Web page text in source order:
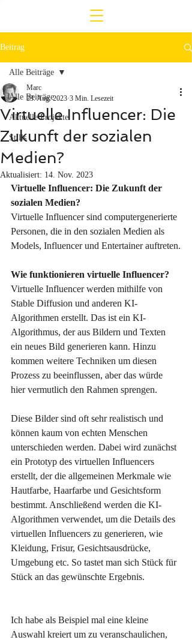
Beitrag
Alle Beiträge
Aktuelle Projekte
Stills
Alle Beiträge
Virtuelle Influencer: Die
Zukunft der sozialen
Medien?
Marc
23. Aug. 2023 3 Min. Lesezeit
Aktualisiert: 14. Nov. 2023
Virtuelle Influencer: Die Zukunft der
sozialen Medien?
Virtuelle Influencer sind computergenerierte
Personen, die in den sozialen Medien als
Models, Influencer und Entertainer auftreten.
Wie funktionieren virtuelle Influencer?
Virtuelle Influencer werden mithilfe von
Stable Diffusion und anderen KI-
Algorithmen erstellt. Das ist ein KI-
Algorithmus, der aus Bildern und Texten
ein neues Bild generieren kann. Hinzu
kommen weitere Techniken um diesen
Prozess zu beeinflussen, aber das würde
hier vermutlich den Rahmen sprengen.
Diese Bilder sind oft sehr realistisch und
können kaum von echten Menschen
unterschieden werden. Dabei wird zunächst
ein Prototyp des virtuellen Influencers
erstellt, der die allgemeinen Merkmale wie
Hautfarbe, Haarfarbe und Gesichtsform
bestimmt. Anschließend werden die KI-
Algorithmen verwendet, um die Details des
virtuellen Influencers zu generieren, wie
Kleidung, Frisur, Gesichtsausdrücke,
Umgebung etc. So tastet man sich Stück für
Stück an das gewünschte Ergebnis.
Ich habe als Beispiel mal eine kleine
Auswahl kreiert um zu veranschaulichen,